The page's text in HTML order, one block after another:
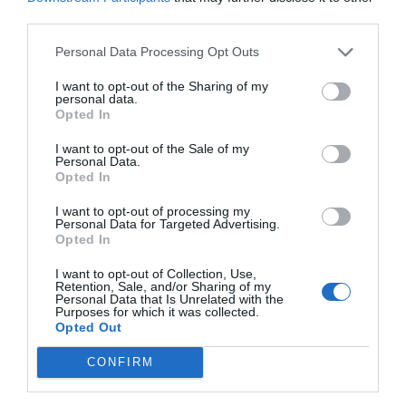
Personal Data Processing Opt Outs
I want to opt-out of the Sharing of my
personal data.
Opted In
I want to opt-out of the Sale of my
Personal Data.
Opted In
I want to opt-out of processing my
Personal Data for Targeted Advertising.
Opted In
I want to opt-out of Collection, Use,
Retention, Sale, and/or Sharing of my
Personal Data that Is Unrelated with the
Purposes for which it was collected.
Opted Out
CONFIRM
son las patentes
Eulogio López
Isabel Pantoja pierde dos pleitos
con Hacienda por 700.000
euros... suma y sigue
Eulogio López
El IBEX 35 cerró la sesión del